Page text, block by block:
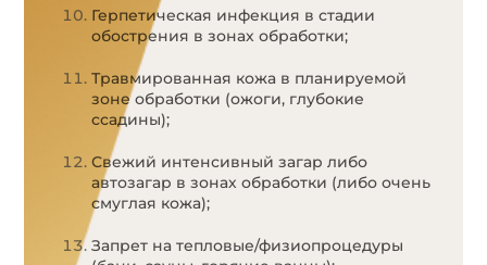
Герпетическая инфекция в стадии
обострения в зонах обработки;
Травмированная кожа в планируемой
зоне обработки (ожоги, глубокие
ссадины);
Свежий интенсивный загар либо
автозагар в зонах обработки (либо очень
смуглая кожа);
Запрет на тепловые/физиопроцедуры